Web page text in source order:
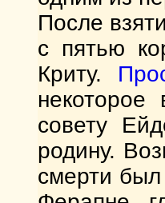
После
с пятью
Криту.
совету
родину.
смерти